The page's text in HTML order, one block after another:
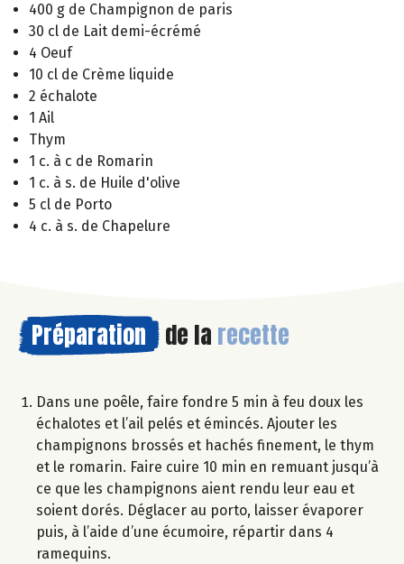
400 g de Champignon de paris
30 cl de Lait demi-écrémé
4 Oeuf
10 cl de Crème liquide
2 échalote
1 Ail
Thym
1 c. à c de Romarin
1 c. à s. de Huile d'olive
5 cl de Porto
4 c. à s. de Chapelure
Préparation de la recette
Dans une poêle, faire fondre 5 min à feu doux les
échalotes et l’ail pelés et émincés. Ajouter les
champignons brossés et hachés finement, le thym
et le romarin. Faire cuire 10 min en remuant jusqu’à
ce que les champignons aient rendu leur eau et
soient dorés. Déglacer au porto, laisser évaporer
puis, à l’aide d’une écumoire, répartir dans 4
ramequins.